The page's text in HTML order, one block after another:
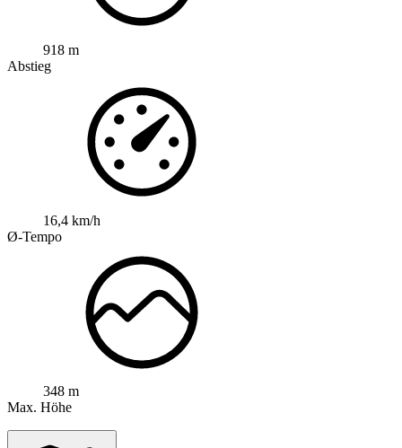
918 m
Abstieg
16,4 km/h
Ø-Tempo
348 m
Max. Höhe